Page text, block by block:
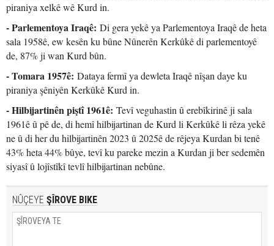
piraniya xelkê wê Kurd in.
- Parlementoya Iraqê: Di gera yekê ya Parlementoya Iraqê de heta
sala 1958ê, ew kesên ku bûne Nûnerên Kerkûkê di parlementoyê
de, 87% ji wan Kurd bûn.
- Tomara 1957ê: Dataya fermî ya dewleta Iraqê nîşan daye ku
piraniya şêniyên Kerkûkê Kurd in.
- Hilbijartinên piştî 1961ê: Tevî veguhastin û erebîkirinê ji sala
1961ê û pê de, di hemî hilbijartinan de Kurd li Kerkûkê li rêza yekê
ne û di her du hilbijartinên 2023 û 2025ê de rêjeya Kurdan bi tenê
43% heta 44% bûye, tevî ku pareke mezin a Kurdan ji ber sedemên
siyasî û lojîstîkî tevlî hilbijartinan nebûne.
NÛÇEYE ŞÎROVE BIKE